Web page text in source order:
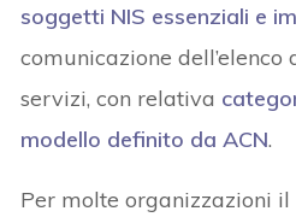
soggetti NIS essenziali e
comunicazione
servizi, con relativa
modello definito da ACN.
Per molte organizzazioni